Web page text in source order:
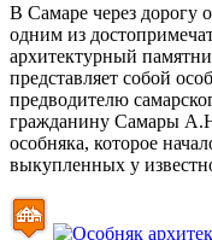
В Самаре через дорогу
одним из
архитектурный
представляет собой
предводителю
гражданину Самары
особняка, которое
выкупленных у